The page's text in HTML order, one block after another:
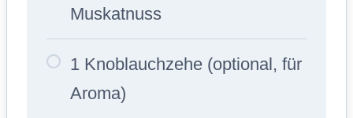
Muskatnuss
1 Knoblauchzehe (optional, für
Aroma)